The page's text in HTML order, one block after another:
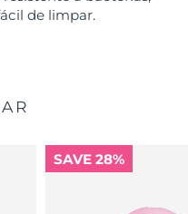
de limpar.
SAVE 28%